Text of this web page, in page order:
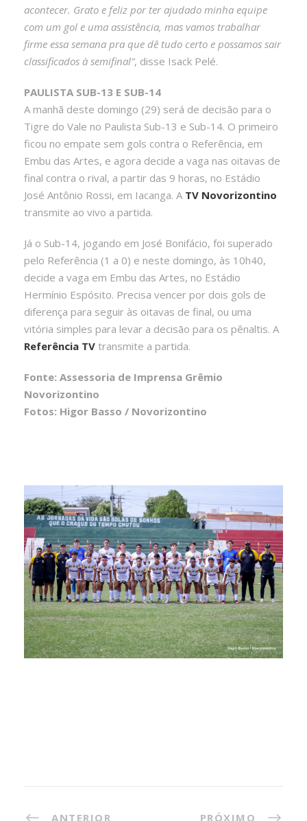
acontecer. Grato e feliz por ter ajudado minha equipe
com um gol e uma assistência, mas vamos trabalhar
firme essa semana pra que dê tudo certo e possamos sair
classificados à semifinal”, disse Isack Pelé.
PAULISTA SUB-13 E SUB-14
A manhã deste domingo (29) será de decisão para o
Tigre do Vale no Paulista Sub-13 e Sub-14. O primeiro
ficou no empate sem gols contra o Referência, em
Embu das Artes, e agora decide a vaga nas oitavas de
final contra o rival, a partir das 9 horas, no Estádio
José Antônio Rossi, em Iacanga. A TV Novorizontino
transmite ao vivo a partida.
Já o Sub-14, jogando em José Bonifácio, foi superado
pelo Referência (1 a 0) e neste domingo, às 10h40,
decide a vaga em Embu das Artes, no Estádio
Hermínio Espósito. Precisa vencer por dois gols de
diferença para seguir às oitavas de final, ou uma
vitória simples para levar a decisão para os pênaltis. A
Referência TV transmite a partida.
Fonte: Assessoria de Imprensa Grêmio
Novorizontino
Fotos: Higor Basso / Novorizontino
ANTERIOR PRÓXIMO